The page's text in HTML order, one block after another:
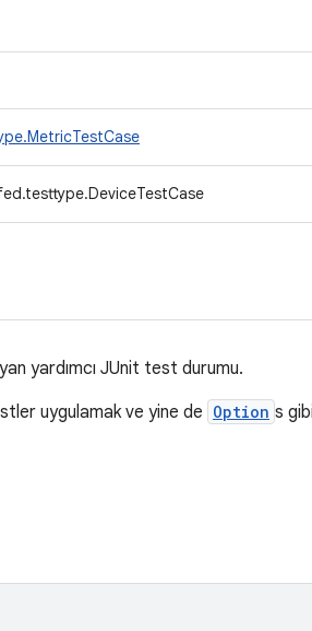
yardımcı JUnit test durumu.
uygulamak ve yine de Option s